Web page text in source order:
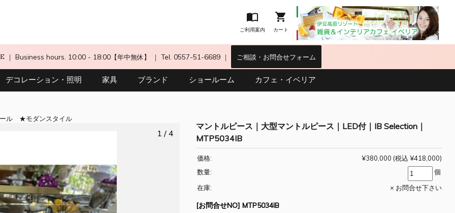

ご利用案内

カート
｜ Business hours. 10:00 - 18:00【年中無休】 ｜ Tel. 0557-51-6689｜ ご相談・お問合せフォーム
デコレーション・照明 家具 ブランド ショールーム カフェ・イベリア
ル モダンスタイル
マントルピース｜大型マントルピース｜LED付｜IB Selection｜
MTP5034IB
価格: ¥380,000 (税込 ¥418,000)
数量:
個
在庫:
× お問合せ下さい
1 / 4
[お問合せNO] MTP5034IB